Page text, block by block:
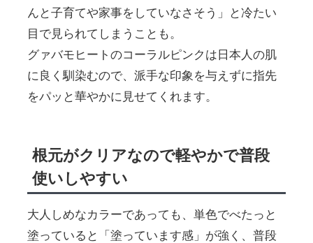
んと子育てや家事をしていなさそう」と冷たい
目で見られてしまうことも。
グァバモヒートのコーラルピンクは日本人の肌
に良く馴染むので、派手な印象を与えずに指先
をパッと華やかに見せてくれます。
根元がクリアなので軽やかで普段
使いしやすい
大人しめなカラーであっても、単色でべたっと
塗っていると「塗っています感」が強く、普段